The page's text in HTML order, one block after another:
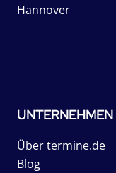
Hannover
UNTERNEHMEN
Über termine.de
Blog